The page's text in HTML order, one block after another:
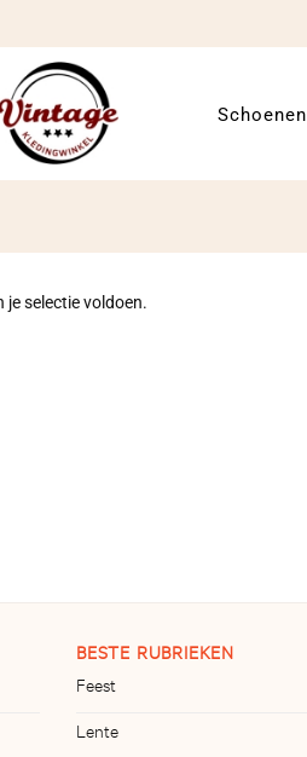
Schoenen
je selectie voldoen.
BESTE RUBRIEKEN
Feest
Lente